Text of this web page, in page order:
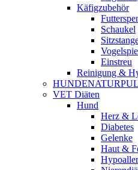
Käfigzubehör
Schaukel
Einstreu
Reinigung &
VET Diäten
Hund
Herz &
Diabetes
Gelenke
Haut &